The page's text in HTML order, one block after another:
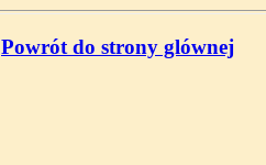
Powrót do strony glównej